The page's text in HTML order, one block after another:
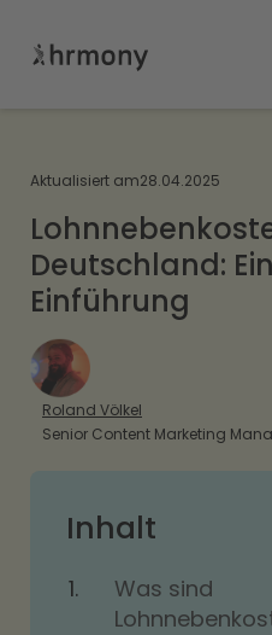
Aktualisiert am28.04.2025
Deutschland:
Einführung
Roland Völkel
Senior Content Marketing
Inhalt
Was sind